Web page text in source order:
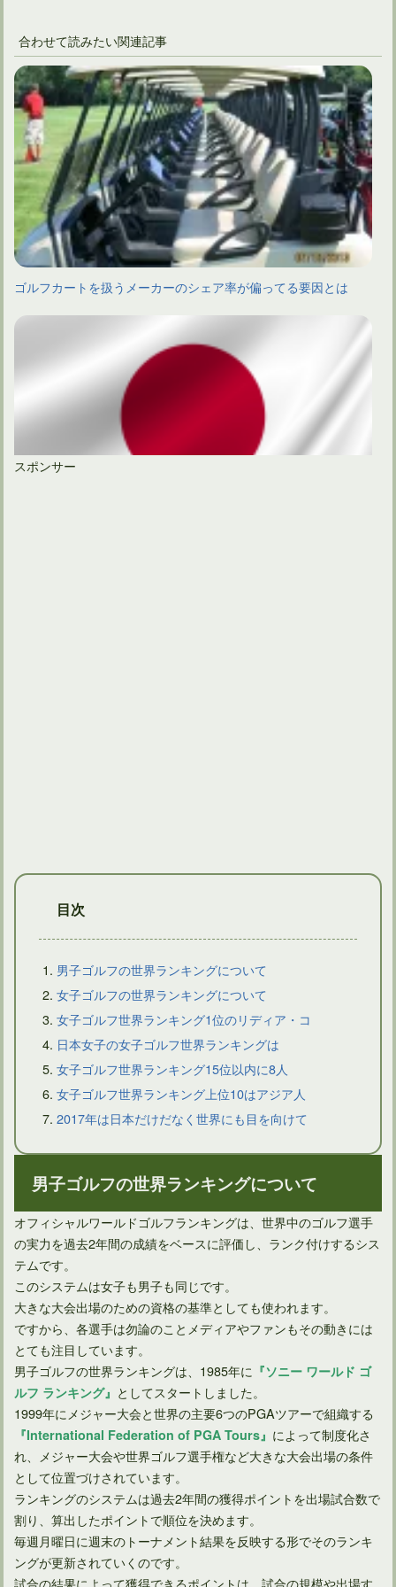
合わせて読みたい関連記事
ゴルフカートを扱うメーカーのシェア率が偏ってる要因とは
日本アマチュアゴルフ選手権の歴代優勝者に名を残す有名選手
世界トッププロゴルファー松山英樹の年齢や経歴など徹底解析
プロゴルファーになる為のプロテストとQTの関係について
スポンサー
目次
男子ゴルフの世界ランキングについて
女子ゴルフの世界ランキングについて
女子ゴルフ世界ランキング1位のリディア・コ
日本女子の女子ゴルフ世界ランキングは
女子ゴルフ世界ランキング15位以内に8人
女子ゴルフ世界ランキング上位10はアジア人
2017年は日本だけだなく世界にも目を向けて
男子ゴルフの世界ランキングについて
オフィシャルワールドゴルフランキングは、世界中のゴルフ選手
の実力を過去2年間の成績をベースに評価し、ランク付けするシス
テムです。
このシステムは女子も男子も同じです。
大きな大会出場のための資格の基準としても使われます。
ですから、各選手は勿論のことメディアやファンもその動きには
とても注目しています。
男子ゴルフの世界ランキングは、1985年に 『ソニー ワールド ゴ
ルフ ランキング』 としてスタートしました。
1999年にメジャー大会と世界の主要6つのPGAツアーで組織する
『International Federation of PGA Tours』 によって制度化さ
れ、メジャー大会や世界ゴルフ選手権など大きな大会出場の条件
として位置づけされています。
ランキングのシステムは過去2年間の獲得ポイントを出場試合数で
割り、算出したポイントで順位を決めます。
毎週月曜日に週末のトーナメント結果を反映する形でそのランキ
ングが更新されていくのです。
試合の結果によって獲得できるポイントは、試合の規模や出場す